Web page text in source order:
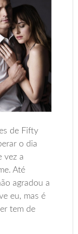
de Fifty
o dia
vez a
Até
agradou a
eu, mas é
tem de